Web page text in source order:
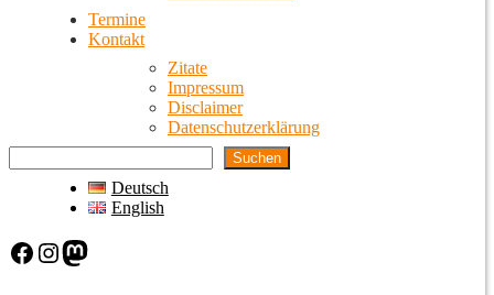
Termine
Kontakt
Zitate
Impressum
Disclaimer
Datenschutzerklärung
Suchen
Deutsch
English
Facebook Instagram Mastodon